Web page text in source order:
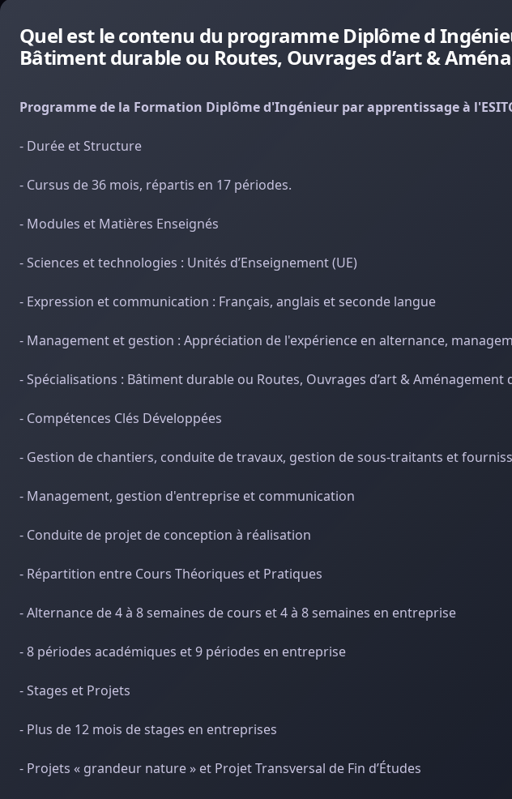
Quel est le contenu du programme Diplôme d
Bâtiment durable ou Routes, Ouvrages d’art &
Programme de la Formation Diplôme d'Ingénieur par apprentissage à
- Durée et Structure
- Cursus de 36 mois, répartis en 17 périodes.
- Modules et Matières Enseignés
- Sciences et technologies : Unités d’Enseignement (UE)
- Expression et communication : Français, anglais et seconde langue
- Management et gestion : Appréciation de l'expérience en alternance,
- Spécialisations : Bâtiment durable ou Routes, Ouvrages d’art &
- Compétences Clés Développées
- Gestion de chantiers, conduite de travaux, gestion de sous-traitants et
- Management, gestion d'entreprise et communication
- Conduite de projet de conception à réalisation
- Répartition entre Cours Théoriques et Pratiques
- Alternance de 4 à 8 semaines de cours et 4 à 8 semaines en entreprise
- 8 périodes académiques et 9 périodes en entreprise
- Stages et Projets
- Plus de 12 mois de stages en entreprises
- Projets « grandeur nature » et Projet Transversal de Fin d’Études